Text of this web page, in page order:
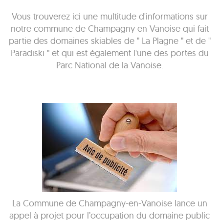
Vous trouverez ici une multitude d'informations sur
notre commune de Champagny en Vanoise qui fait
partie des domaines skiables de " La Plagne " et de "
Paradiski " et qui est également l'une des portes du
Parc National de la Vanoise.
La Commune de Champagny-en-Vanoise lance un
appel à projet pour l’occupation du domaine public